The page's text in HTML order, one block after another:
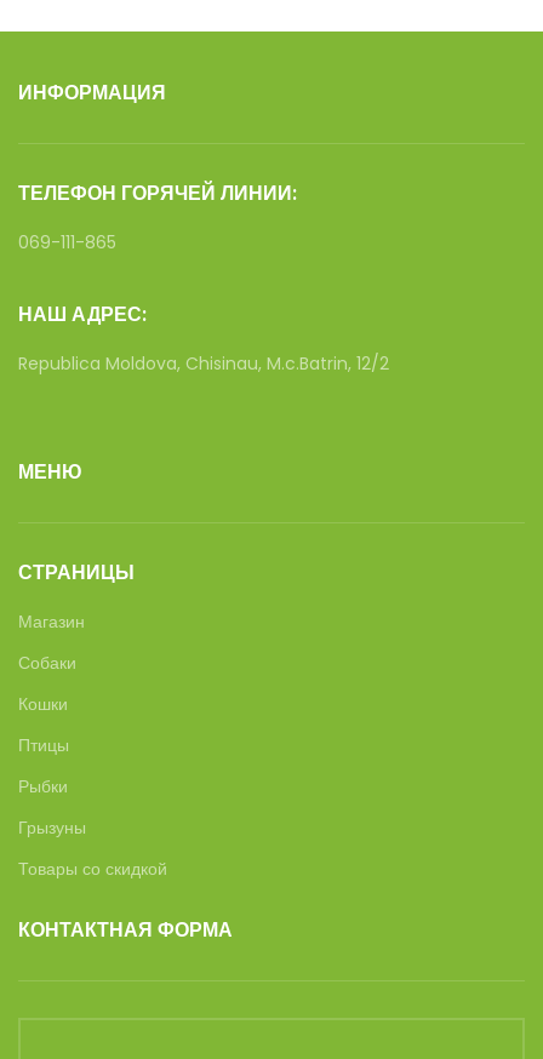
ИНФОРМАЦИЯ
ТЕЛЕФОН ГОРЯЧЕЙ ЛИНИИ:
069-111-865
НАШ АДРЕС:
Republica Moldova, Chisinau, M.c.Batrin, 12/2
МЕНЮ
СТРАНИЦЫ
Магазин
Собаки
Кошки
Птицы
Рыбки
Грызуны
Товары со скидкой
КОНТАКТНАЯ ФОРМА